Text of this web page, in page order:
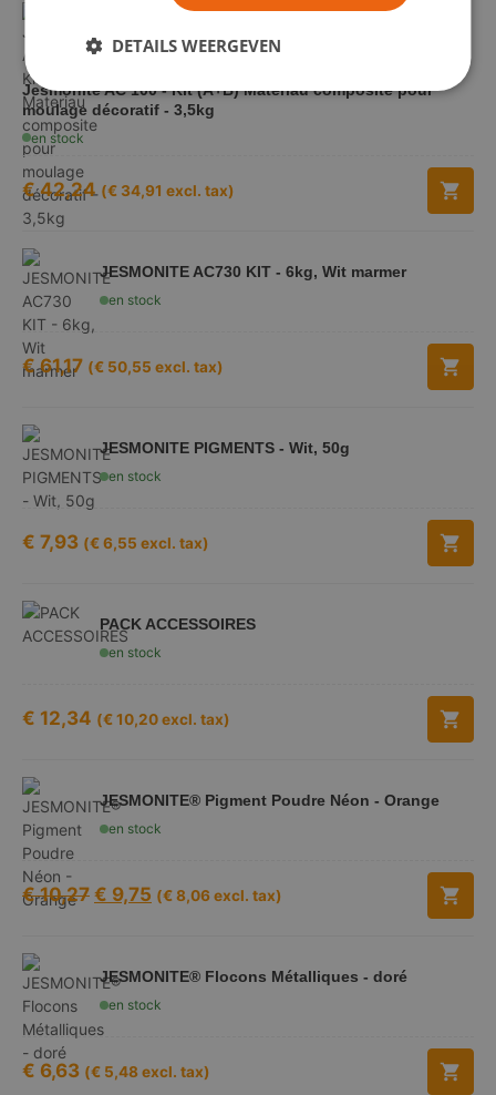
Jesmonite AC 100 - Kit (A+B) Materiau composite pour
moulage décoratif - 3,5kg
en stock
€42,24 (€ 34,91 excl. tax)
JESMONITE AC730 KIT - 6kg, Wit marmer
en stock
€61,17 (€ 50,55 excl. tax)
JESMONITE PIGMENTS - Wit, 50g
en stock
€ 7,93 (€6,55 excl. tax)
PACK ACCESSOIRES
en stock
€ 12,34 (€10,20excl. tax)
JESMONITE® Pigment Poudre Néon - Orange
en stock
€10,27 € 9,75 (€8,06excl. tax)
JESMONITE® Flocons Métalliques - doré
en stock
€ 6,63 (€ 5,48excl. tax)
DETAILS WEERGEVEN